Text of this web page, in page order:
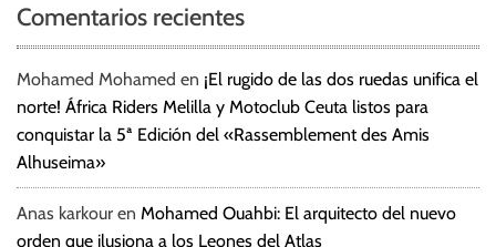
Comentarios recientes
Mohamed Mohamed en ¡El rugido de las dos ruedas unifica el
norte! África Riders Melilla y Motoclub Ceuta listos para
conquistar la 5ª Edición del «Rassemblement des Amis
Alhuseima»
Anas karkour en Mohamed Ouahbi: El arquitecto del nuevo
orden que ilusiona a los Leones del Atlas